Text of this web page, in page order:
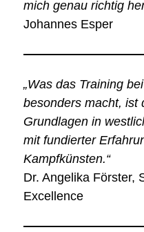
mich genau richtig
Johannes Esper
„Was das Training
besonders macht, ist
Grundlagen in
mit fundierter
Kampfkünsten.“
Dr. Angelika Förster,
Excellence